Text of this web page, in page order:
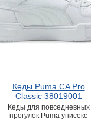
Кеды Puma CA Pro
Classic 38019001
Кеды для повседневных
прогулок Puma унисекс